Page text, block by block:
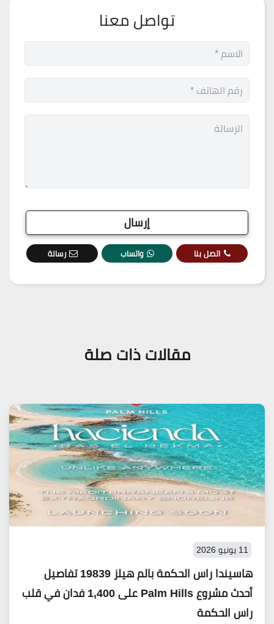
تواصل معنا
اتصل بنا واتساب رسالة
مقالات ذات صلة
11 يونيو 2026
هاسيندا راس الحكمة بالم هيلز 19839 تفاصيل
أحدث مشروع Palm Hills على 1,400 فدان في قلب
راس الحكمة